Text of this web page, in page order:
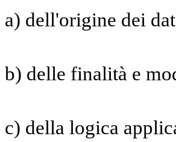
a) dell'origine dei
b) delle finalità e
c) della logica